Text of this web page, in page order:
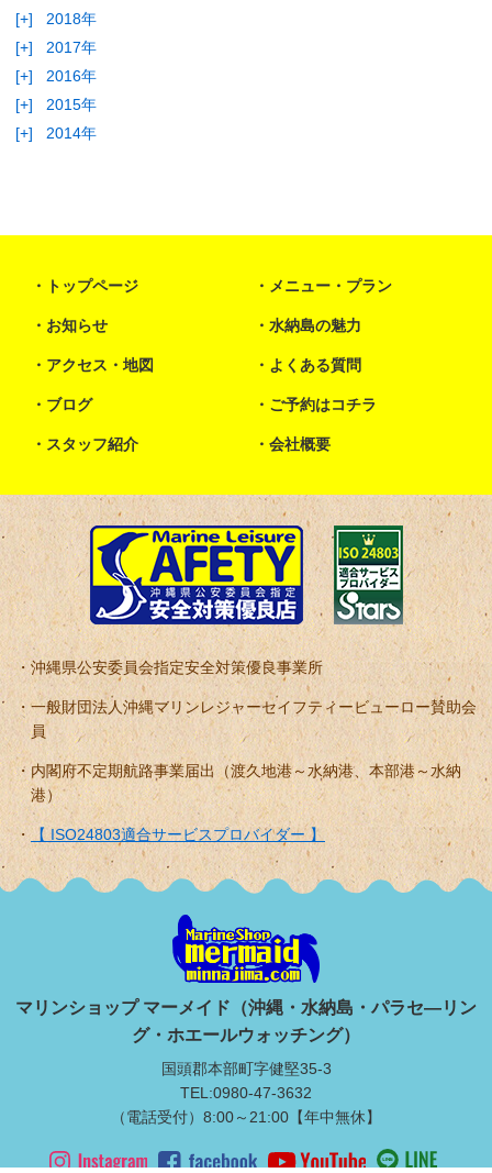
[+]
2018年
[+]
2017年
[+]
2016年
[+]
2015年
[+]
2014年
トップページ メニュー・プラン
お知らせ 水納島の魅力
アクセス・地図 よくある質問
ブログ ご予約はコチラ
スタッフ紹介 会社概要
沖縄県公安委員会指定安全対策優良事業所
一般財団法人沖縄マリンレジャーセイフティービューロー賛助会
員
内閣府不定期航路事業届出（渡久地港～水納港、本部港～水納
港）
【 ISO24803適合サービスプロバイダー 】
マリンショップ マーメイド（沖縄・水納島・パラセ―リン
グ・ホエールウォッチング）
国頭郡本部町字健堅35-3
TEL:0980-47-3632
（電話受付）8:00～21:00【年中無休】